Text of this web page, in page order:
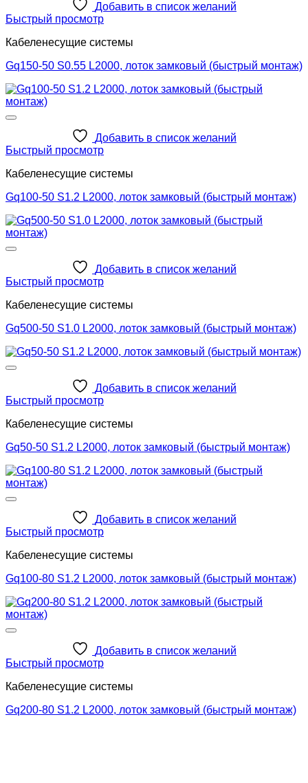
Добавить в список желаний
Быстрый просмотр
Кабеленесущие системы
Gq150-50 S0.55 L2000, лоток замковый (быстрый монтаж)
Добавить в список желаний
Быстрый просмотр
Кабеленесущие системы
Gq100-50 S1.2 L2000, лоток замковый (быстрый монтаж)
Добавить в список желаний
Быстрый просмотр
Кабеленесущие системы
Gq500-50 S1.0 L2000, лоток замковый (быстрый монтаж)
Добавить в список желаний
Быстрый просмотр
Кабеленесущие системы
Gq50-50 S1.2 L2000, лоток замковый (быстрый монтаж)
Добавить в список желаний
Быстрый просмотр
Кабеленесущие системы
Gq100-80 S1.2 L2000, лоток замковый (быстрый монтаж)
Добавить в список желаний
Быстрый просмотр
Кабеленесущие системы
Gq200-80 S1.2 L2000, лоток замковый (быстрый монтаж)